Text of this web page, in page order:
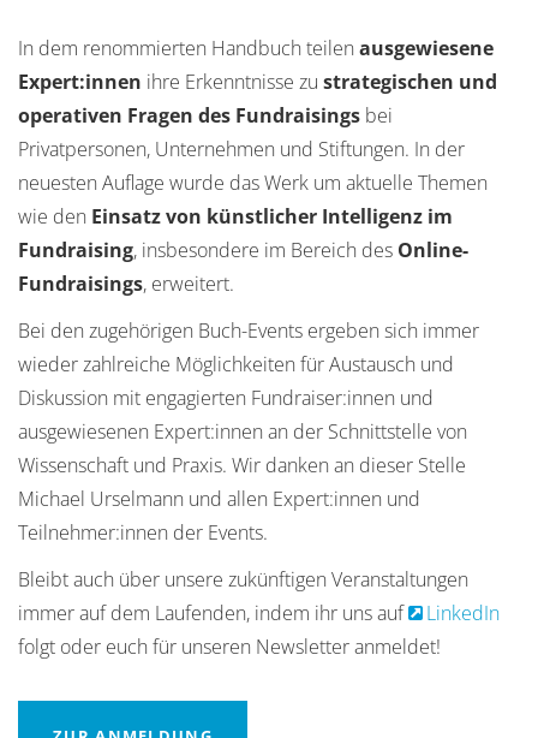
In dem renommierten Handbuch teilen ausgewiesene
Expert:innen ihre Erkenntnisse zu strategischen und
operativen Fragen des Fundraisings bei
Privatpersonen, Unternehmen und Stiftungen. In der
neuesten Auflage wurde das Werk um aktuelle Themen
wie den Einsatz von künstlicher Intelligenz im
Fundraising, insbesondere im Bereich des Online-
Fundraisings, erweitert.
Bei den zugehörigen Buch-Events ergeben sich immer
wieder zahlreiche Möglichkeiten für Austausch und
Diskussion mit engagierten Fundraiser:innen und
ausgewiesenen Expert:innen an der Schnittstelle von
Wissenschaft und Praxis. Wir danken an dieser Stelle
Michael Urselmann und allen Expert:innen und
Teilnehmer:innen der Events.
Bleibt auch über unsere zukünftigen Veranstaltungen
immer auf dem Laufenden, indem ihr uns auf
LinkedIn
folgt oder euch für unseren Newsletter anmeldet!